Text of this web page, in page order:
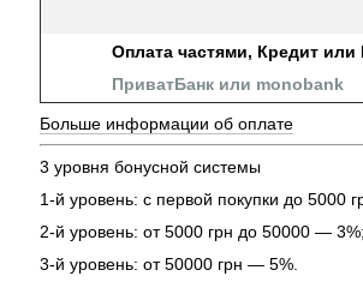
Оплата частями, Кредит или
ПриватБанк или monobank
Больше информации об оплате
3 уровня бонусной системы
1-й уровень: с первой покупки до 5000
2-й уровень: от 5000 грн до 50000 — 3%;
3-й уровень: от 50000 грн — 5%.